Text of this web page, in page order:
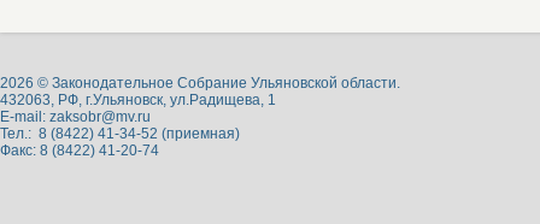
2026 © Законодательное Собрание Ульяновской области.
432063, РФ, г.Ульяновск, ул.Радищева, 1
E-mail: zaksobr@mv.ru
Тел.: 8 (8422) 41-34-52 (приемная)
Факс: 8 (8422) 41-20-74